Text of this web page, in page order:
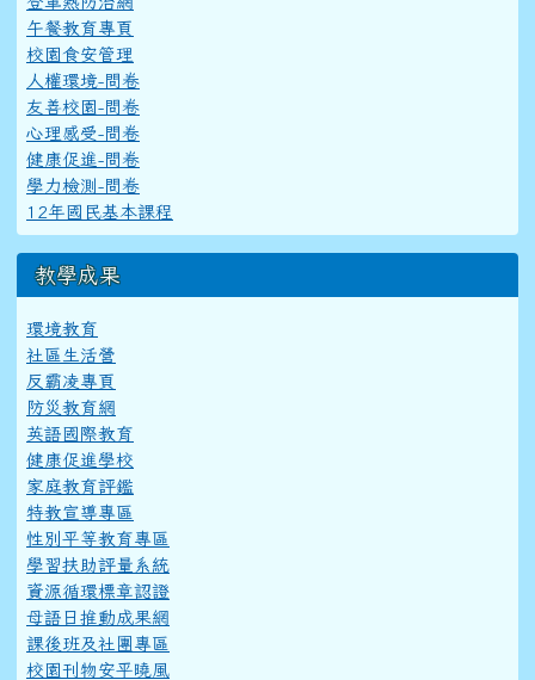
午餐教育專頁
校園食安管理
人權環境-問卷
友善校園-問卷
心理感受-問卷
健康促進-問卷
學力檢測-問卷
12年國民基本課程
教學成果
環境教育
社區生活營
反霸凌專頁
防災教育網
英語國際教育
健康促進學校
家庭教育評鑑
特教宣導專區
性別平等教育專區
學習扶助評量系統
資源循環標章認證
母語日推動成果網
課後班及社團專區
校園刊物安平曉風